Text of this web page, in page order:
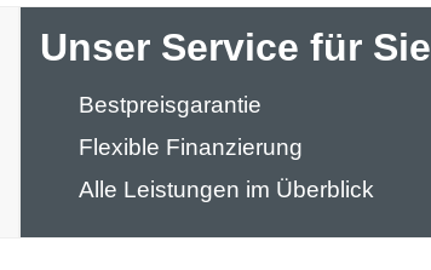
Unser Service für Sie
Bestpreisgarantie
Flexible Finanzierung
Alle Leistungen im Überblick